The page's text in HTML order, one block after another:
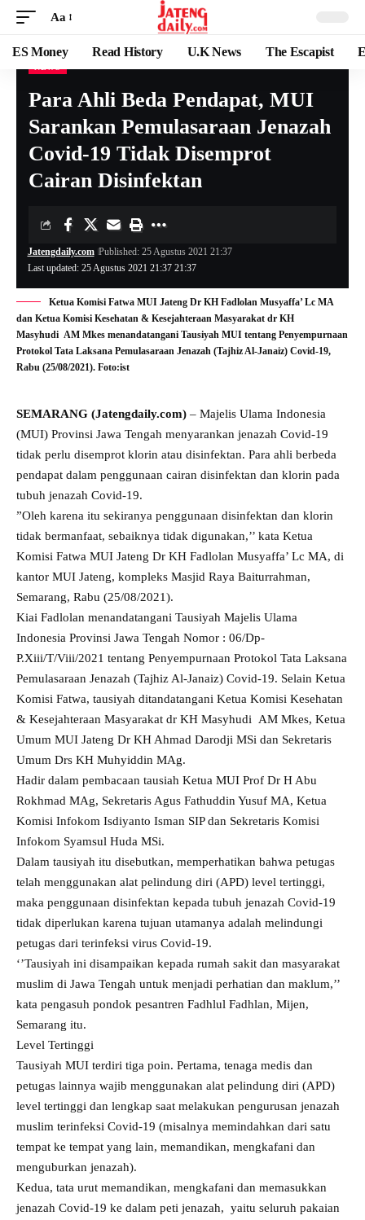
Aa
ES Money Read History U.K News The Escapist
Para Ahli Beda Pendapat, MUI
Sarankan Pemulasaraan Jenazah
Covid-19 Tidak Disemprot
Cairan Disinfektan
Last updated: 25 Agustus 2021 21:37 21:37
Jatengdaily.com Published: 25 Agustus 2021 21:37
Ketua Komisi Fatwa MUI Jateng Dr KH Fadlolan Musyaffa’ Lc MA
dan Ketua Komisi Kesehatan & Kesejahteraan Masyarakat dr KH
Masyhudi AM Mkes menandatangani Tausiyah MUI tentang Penyempurnaan
Protokol Tata Laksana Pemulasaraan Jenazah (Tajhiz Al-Janaiz) Covid-19,
Rabu (25/08/2021). Foto:ist
SEMARANG (Jatengdaily.com) – Majelis Ulama Indonesia
(MUI) Provinsi Jawa Tengah menyarankan jenazah Covid-19
tidak perlu disemprot klorin atau disinfektan. Para ahli berbeda
pendapat dalam penggunaan cairan disinfektan dan klorin pada
tubuh jenazah Covid-19.
”Oleh karena itu sekiranya penggunaan disinfektan dan klorin
tidak bermanfaat, sebaiknya tidak digunakan,’’ kata Ketua
Komisi Fatwa MUI Jateng Dr KH Fadlolan Musyaffa’ Lc MA, di
kantor MUI Jateng, kompleks Masjid Raya Baiturrahman,
Semarang, Rabu (25/08/2021).
Kiai Fadlolan menandatangani Tausiyah Majelis Ulama
Indonesia Provinsi Jawa Tengah Nomor : 06/Dp-
P.Xiii/T/Viii/2021 tentang Penyempurnaan Protokol Tata Laksana
Pemulasaraan Jenazah (Tajhiz Al-Janaiz) Covid-19. Selain Ketua
Komisi Fatwa, tausiyah ditandatangani Ketua Komisi Kesehatan
& Kesejahteraan Masyarakat dr KH Masyhudi AM Mkes, Ketua
Umum MUI Jateng Dr KH Ahmad Darodji MSi dan Sekretaris
Umum Drs KH Muhyiddin MAg.
Hadir dalam pembacaan tausiah Ketua MUI Prof Dr H Abu
Rokhmad MAg, Sekretaris Agus Fathuddin Yusuf MA, Ketua
Komisi Infokom Isdiyanto Isman SIP dan Sekretaris Komisi
Infokom Syamsul Huda MSi.
Dalam tausiyah itu disebutkan, memperhatikan bahwa petugas
telah menggunakan alat pelindung diri (APD) level tertinggi,
maka penggunaan disinfektan kepada tubuh jenazah Covid-19
tidak diperlukan karena tujuan utamanya adalah melindungi
petugas dari terinfeksi virus Covid-19.
‘’Tausiyah ini disampaikan kepada rumah sakit dan masyarakat
muslim di Jawa Tengah untuk menjadi perhatian dan maklum,’’
kata pengasuh pondok pesantren Fadhlul Fadhlan, Mijen,
Semarang itu.
Level Tertinggi
Tausiyah MUI terdiri tiga poin. Pertama, tenaga medis dan
petugas lainnya wajib menggunakan alat pelindung diri (APD)
level tertinggi dan lengkap saat melakukan pengurusan jenazah
muslim terinfeksi Covid-19 (misalnya memindahkan dari satu
tempat ke tempat yang lain, memandikan, mengkafani dan
menguburkan jenazah).
Kedua, tata urut memandikan, mengkafani dan memasukkan
jenazah Covid-19 ke dalam peti jenazah, yaitu seluruh pakaian